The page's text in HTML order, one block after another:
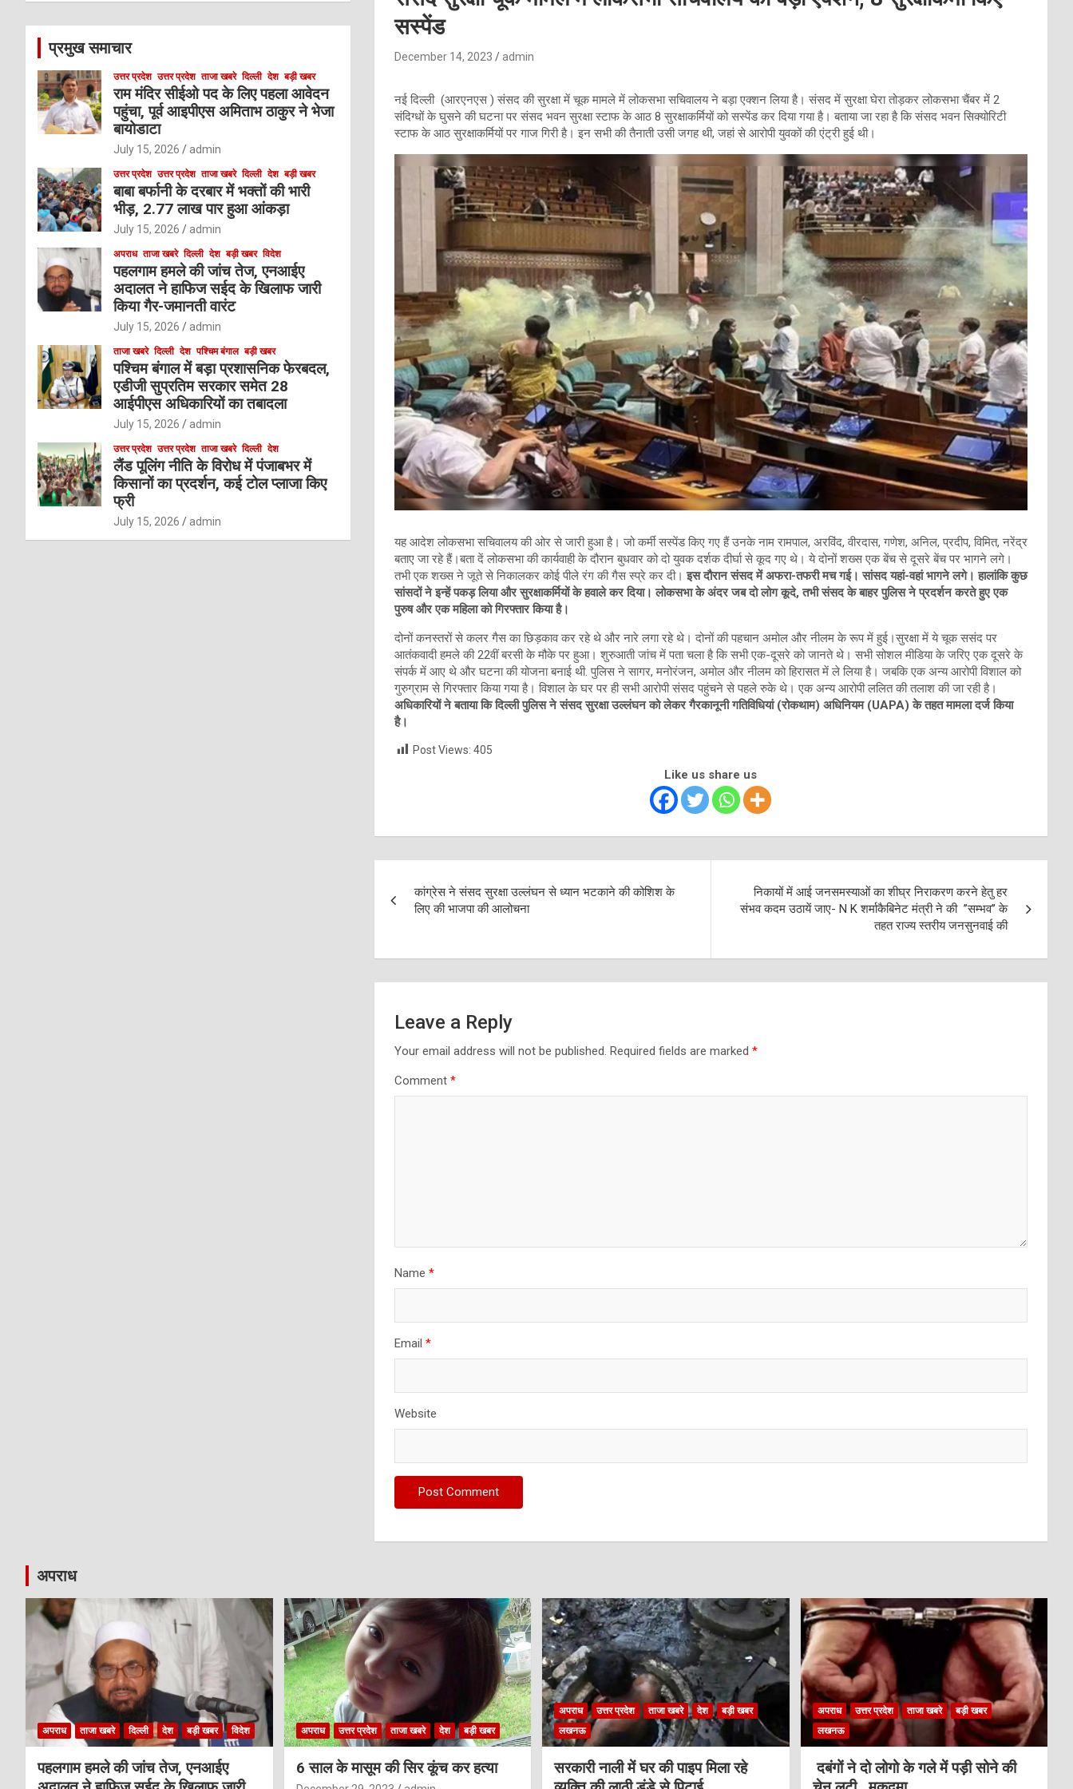
सस्पेंड
December 14, 2023 admin
नई दिल्ली (आरएनएस ) संसद की सुरक्षा में चूक मामले में लोकसभा सचिवालय ने बड़ा एक्शन लिया है। संसद में सुरक्षा घेरा तोड़कर लोकसभा चैंबर में 2
संदिग्धों के घुसने की घटना पर संसद भवन सुरक्षा स्टाफ के आठ 8 सुरक्षाकर्मियों को सस्पेंड कर दिया गया है। बताया जा रहा है कि संसद भवन सिक्योरिटी
स्टाफ के आठ सुरक्षाकर्मियों पर गाज गिरी है। इन सभी की तैनाती उसी जगह थी, जहां से आरोपी युवकों की एंट्री हुई थी।
यह आदेश लोकसभा सचिवालय की ओर से जारी हुआ है। जो कर्मी सस्पेंड किए गए हैं उनके नाम रामपाल, अरविंद, वीरदास, गणेश, अनिल, प्रदीप, विमित, नरेंद्र
बताए जा रहे हैं।बता दें लोकसभा की कार्यवाही के दौरान बुधवार को दो युवक दर्शक दीर्घा से कूद गए थे। ये दोनों शख्स एक बेंच से दूसरे बेंच पर भागने लगे।
तभी एक शख्स ने जूते से निकालकर कोई पीले रंग की गैस स्प्रे कर दी।इस दौरान संसद में अफरा-तफरी मच गई। सांसद यहां-वहां भागने लगे। हालांकि कुछ
सांसदों ने इन्हें पकड़ लिया और सुरक्षाकर्मियों के हवाले कर दिया। लोकसभा के अंदर जब दो लोग कूदे, तभी संसद के बाहर पुलिस ने प्रदर्शन करते हुए एक
पुरुष और एक महिला को गिरफ्तार किया है।
दोनों कनस्तरों से कलर गैस का छिड़काव कर रहे थे और नारे लगा रहे थे। दोनों की पहचान अमोल और नीलम के रूप में हुई।सुरक्षा में ये चूक ससंद पर
आतंकवादी हमले की 22वीं बरसी के मौके पर हुआ। शुरुआती जांच में पता चला है कि सभी एक-दूसरे को जानते थे। सभी सोशल मीडिया के जरिए एक दूसरे के
संपर्क में आए थे और घटना की योजना बनाई थी. पुलिस ने सागर, मनोरंजन, अमोल और नीलम को हिरासत में ले लिया है। जबकि एक अन्य आरोपी विशाल को
गुरुग्राम से गिरफ्तार किया गया है। विशाल के घर पर ही सभी आरोपी संसद पहुंचने से पहले रुके थे। एक अन्य आरोपी ललित की तलाश की जा रही है।
अधिकारियों ने बताया कि दिल्ली पुलिस ने संसद सुरक्षा उल्लंघन को लेकर गैरकानूनी गतिविधियां (रोकथाम) अधिनियम (UAPA) के तहत मामला दर्ज किया
है।
Post Views: 405
Like us share us
navigation
कांग्रेस ने संसद सुरक्षा उल्लंघन से ध्यान भटकाने की कोशिश के
लिए की भाजपा की आलोचना
निकायों में आई जनसमस्याओं का शीघ्र निराकरण करने हेतु हर
संभव कदम उठायें जाए- N K शर्माकैबिनेट मंत्री ने की ’’सम्भव’’ के
तहत राज्य स्तरीय जनसुनवाई की
Leave a Reply
Your email address will not be published. Required fields are marked *
Comment *
Name *
Email *
Website
c
प्रमुख समाचार
उत्तर प्रदेश उत्तर प्रदेश ताजा खबरे दिल्ली देश बड़ी खबर
राम मंदिर सीईओ पद के लिए पहला आवेदन
पहुंचा, पूर्व आइपीएस अमिताभ ठाकुर ने भेजा
बायोडाटा
July 15, 2026 admin
उत्तर प्रदेश उत्तर प्रदेश ताजा खबरे दिल्ली देश बड़ी खबर
बाबा बर्फानी के दरबार में भक्तों की भारी
भीड़, 2.77 लाख पार हुआ आंकड़ा
July 15, 2026 admin
अपराध ताजा खबरे दिल्ली देश बड़ी खबर विदेश
पहलगाम हमले की जांच तेज, एनआईए
अदालत ने हाफिज सईद के खिलाफ जारी
किया गैर-जमानती वारंट
July 15, 2026 admin
ताजा खबरे दिल्ली देश पश्चिम बंगाल बड़ी खबर
पश्चिम बंगाल में बड़ा प्रशासनिक फेरबदल,
एडीजी सुप्रतिम सरकार समेत 28
आईपीएस अधिकारियों का तबादला
July 15, 2026 admin
उत्तर प्रदेश उत्तर प्रदेश ताजा खबरे दिल्ली देश
लैंड पूलिंग नीति के विरोध में पंजाबभर में
किसानों का प्रदर्शन, कई टोल प्लाजा किए
फ्री
July 15, 2026 admin
अपराध
अपराध ताजा खबरे दिल्ली देश बड़ी खबर विदेश
पहलगाम हमले की जांच तेज, एनआईए
अपराध उत्तर प्रदेश ताजा खबरे देश बड़ी खबर
6 साल के मासूम की सिर कूंच कर हत्या
अपराध उत्तर प्रदेश ताजा खबरे देश
बड़ी खबर
लखनऊ
सरकारी नाली में घर की पाइप मिला रहे
अपराध उत्तर प्रदेश ताजा खबरे
बड़ी खबर
लखनऊ
दबंगों ने दो लोगो के गले में पड़ी सोने की